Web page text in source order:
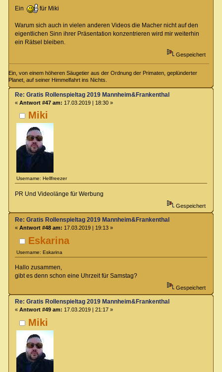
Ein für Miki
Warum sich auch in vielen anderen Videos die Macher nicht auf den
eigentlichen Sinn ihrer Präsentation konzentrieren wird mir weiterhin
ein Rätsel bleiben.
Gespeichert
Ein, von einem höheren Säugetier aus der Ordnung der Primaten, geplünderter
Planet, auf seiner Himmelfahrt ins Nichts.
Miki
Username: Hellfreezer
Re: Gratis Rollenspieltag 2019 Mannheim&Frankenthal
« Antwort #47 am: 17.03.2019 | 18:30 »
PR Und Videolänge für Werbung
Gespeichert
Eskarina
Username: Eskarina
Re: Gratis Rollenspieltag 2019 Mannheim&Frankenthal
« Antwort #48 am: 17.03.2019 | 19:13 »
Hallo zusammen,
gibt es denn schon eine Uhrzeit für Samstag?
Gespeichert
Miki
Re: Gratis Rollenspieltag 2019 Mannheim&Frankenthal
« Antwort #49 am: 17.03.2019 | 21:17 »